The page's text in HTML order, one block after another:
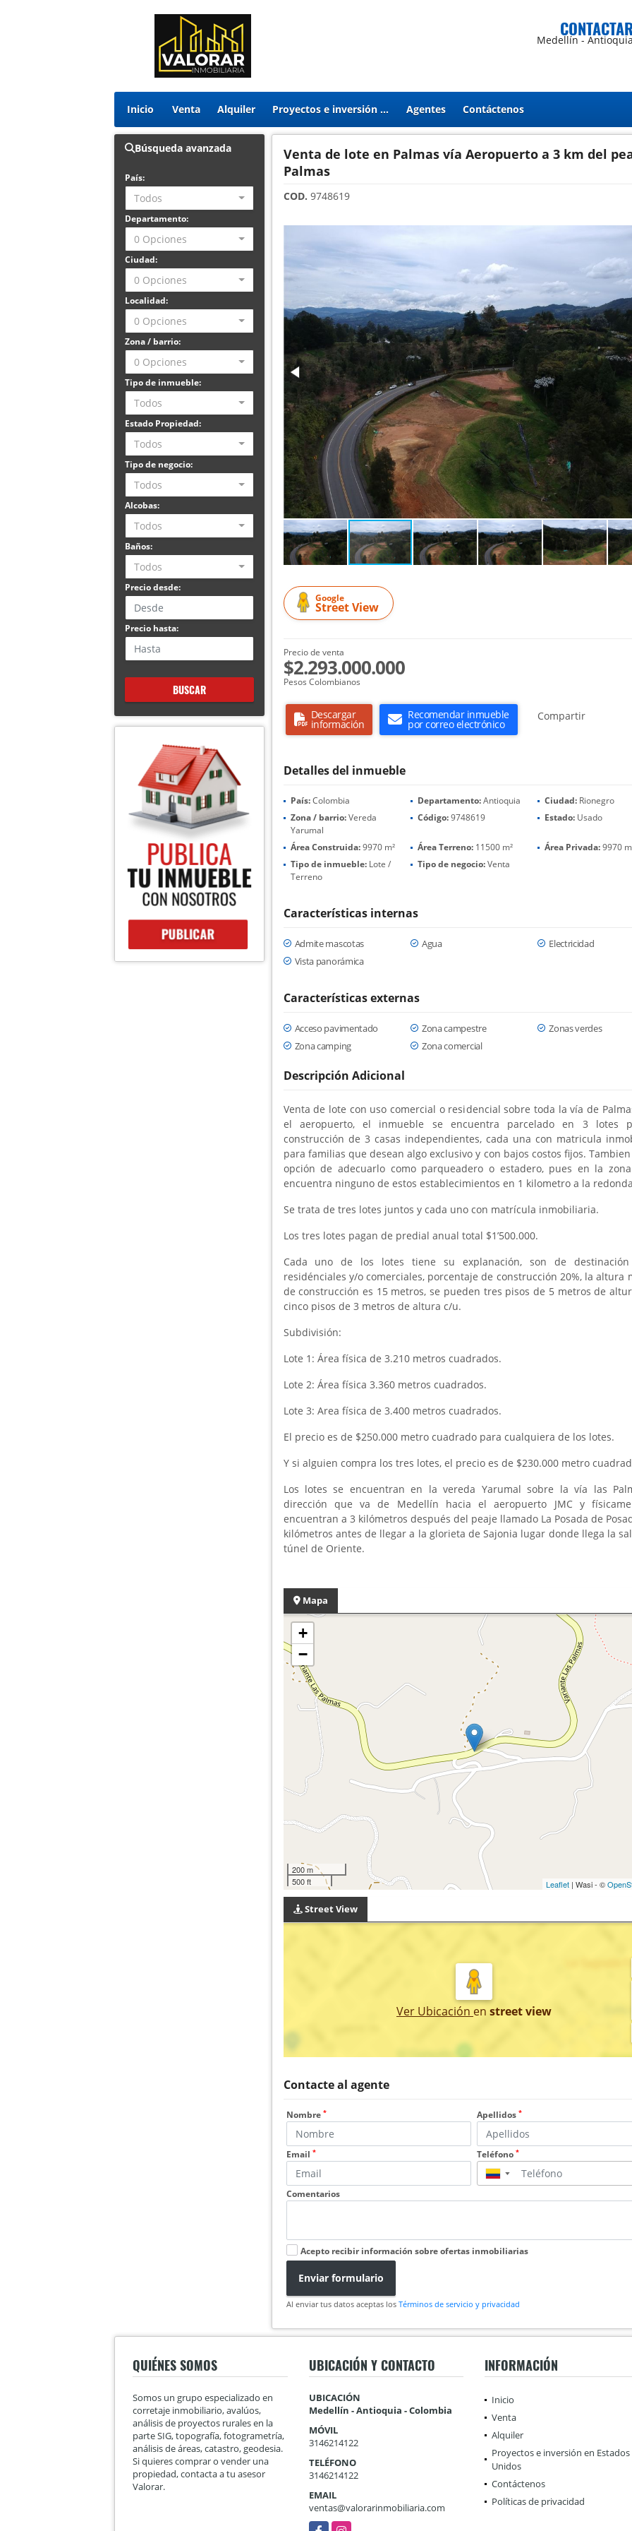
Medellín -
Inicio Venta Alquiler Proyectos e inversión en Estados Unidos Agentes Contáctenos
Búsqueda avanzada
País:
Todos
Departamento:
0 Opciones
Ciudad:
0 Opciones
Localidad:
0 Opciones
Zona / barrio:
0 Opciones
Tipo de inmueble:
Todos
Estado Propiedad:
Todos
Tipo de negocio:
Todos
Alcobas:
Todos
Baños:
Todos
Precio desde:
Precio hasta:
BUSCAR
Venta de lote en Palmas vía Aeropuerto a 3 km del
Palmas
COD. 9748619
Google
Street View
Precio de venta
$2.293.000.000
Pesos Colombianos
Descargar
información
Recomendar inmueble
por correo electrónico
Compartir
Detalles del inmueble
País:Colombia Departamento:Antioquia Ciudad: Rionegro
Zona / barrio:Vereda
Yarumal
Código:9748619 Estado: Usado
Área Construida:9970 m² Área Terreno:11500 m² Área Privada:9970
Tipo de inmueble:Lote /
Terreno
Tipo de negocio:Venta
Características internas
Admite mascotas Agua
Electricidad
Vista panorámica
Características externas
Acceso pavimentado Zona campestre
Zonas verdes
Zona camping
Zona comercial
Descripción Adicional
Venta de lote con uso comercial o residencial sobre toda la vía de
el aeropuerto, el inmueble se encuentra parcelado en 3 lotes
construcción de 3 casas independientes, cada una con matricula
para familias que desean algo exclusivo y con bajos costos fijos.
opción de adecuarlo como parqueadero o estadero, pues en la
encuentra ninguno de estos establecimientos en 1 kilometro a la
Se trata de tres lotes juntos y cada uno con matrícula inmobiliaria.
Los tres lotes pagan de predial anual total $1’500.000.
Cada uno de los lotes tiene su explanación, son de destinación
residénciales y/o comerciales, porcentaje de construcción 20%, la altura
de construcción es 15 metros, se pueden tres pisos de 5 metros de
cinco pisos de 3 metros de altura c/u.
Subdivisión:
Lote 1: Área física de 3.210 metros cuadrados.
Lote 2: Área física 3.360 metros cuadrados.
Lote 3: Area física de 3.400 metros cuadrados.
El precio es de $250.000 metro cuadrado para cualquiera de los lotes.
Y si alguien compra los tres lotes, el precio es de $230.000 metro
Los lotes se encuentran en la vereda Yarumal sobre la vía las
dirección que va de Medellín hacia el aeropuerto JMC y
encuentran a 3 kilómetros después del peaje llamado La Posada de
kilómetros antes de llegar a la glorieta de Sajonia lugar donde llega la
túnel de Oriente.
Mapa
+
−
200 m
500 ft
Leaflet| Wasi - ©
Street View
Ver Ubicación en street view
Contacte al agente
Nombre * Apellidos *
Email * Teléfono *
▼
Comentarios
Acepto recibir información sobre ofertas inmobiliarias
Enviar formulario
Al enviar tus datos aceptas los Términos de servicio y privacidad
QUIÉNES SOMOS
Somos un grupo especializado en
corretaje inmobiliario, avalúos,
análisis de proyectos rurales en la
parte SIG, topografía, fotogrametría,
análisis de áreas, catastro, geodesia.
Si quieres comprar o vender una
propiedad, contacta a tu asesor
Valorar.
UBICACIÓN Y CONTACTO
UBICACIÓN
Medellín - Antioquia - Colombia
MÓVIL
3146214122
TELÉFONO
3146214122
EMAIL
ventas@valorarinmobiliaria.com
FacebookInstagram
INFORMACIÓN
Inicio
Venta
Alquiler
Proyectos e inversión en Estados
Unidos
Contáctenos
Políticas de privacidad